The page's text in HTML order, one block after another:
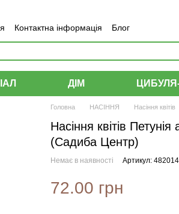
Контактна інформація
Блог
ДІМ
Головна НАСІННЯ Насіння квітів
Насіння квітів
(Садиба Центр)
Немає в наявності Артикул:
72.00 грн